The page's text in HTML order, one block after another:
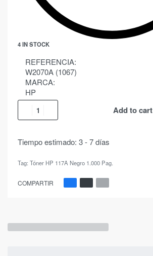
4 IN STOCK
REFERENCIA:
W2070A (1067)
MARCA:
HP
Add to cart
Tiempo estimado: 3 - 7 días
Tag: Tóner HP 117A Negro 1.000 Pag.
COMPARTIR